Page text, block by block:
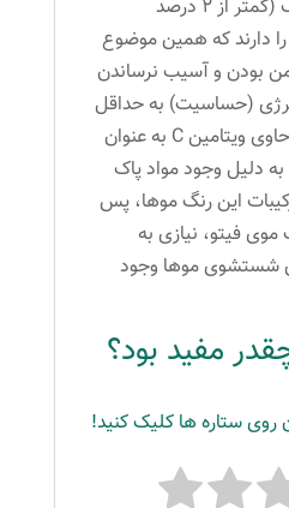
کمترین میزان آمونیاک (کمتر از ۲ درصد
دارند که همین موضوع
بودن و آسیب نرساندن
(حساسیت) به حداقل
برسد. رنگ موی فیتو حاوی ویتامین C به عنوان
دلیل وجود مواد پاک
این رنگ موها، پس
فیتو، نیازی به
شستشوی موها وجود
مفید بود؟
روی ستاره ها کلیک کنید!